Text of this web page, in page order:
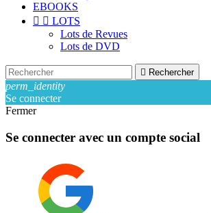
EBOOKS
  LOTS
Lots de Revues
Lots de DVD
 Rechercher
perm_identity
Se connecter
Fermer
Se connecter avec un compte social